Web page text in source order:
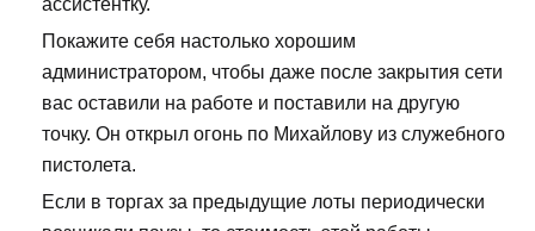
ассистентку.
Покажите себя настолько хорошим
администратором, чтобы даже после закрытия сети
вас оставили на работе и поставили на другую
точку. Он открыл огонь по Михайлову из служебного
пистолета.
Если в торгах за предыдущие лоты периодически